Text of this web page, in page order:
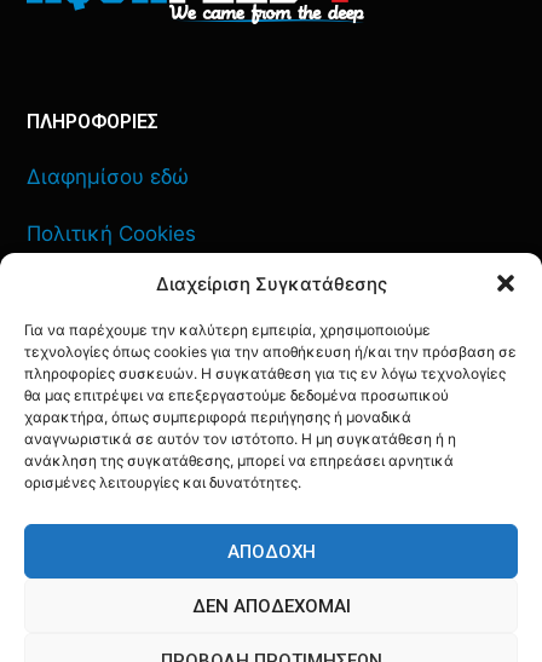
Διαχείριση Συγκατάθεσης
Για να παρέχουμε την καλύτερη εμπειρία, χρησιμοποιούμε
τεχνολογίες όπως cookies για την αποθήκευση ή/και την πρόσβαση σε
πληροφορίες συσκευών. Η συγκατάθεση για τις εν λόγω τεχνολογίες
θα μας επιτρέψει να επεξεργαστούμε δεδομένα προσωπικού
χαρακτήρα, όπως συμπεριφορά περιήγησης ή μοναδικά
αναγνωριστικά σε αυτόν τον ιστότοπο. Η μη συγκατάθεση ή η
ανάκληση της συγκατάθεσης, μπορεί να επηρεάσει αρνητικά
ορισμένες λειτουργίες και δυνατότητες.
ΑΠΟΔΟΧΉ
ΔΕΝ ΑΠΟΔΈΧΟΜΑΙ
ΠΛΗΡΟΦΟΡΙΕΣ
Διαφημίσου εδώ
Πολιτική Cookies
Πολιτική Απορρήτου
ΕΠΙΚΟΙΝΩΝΙΑ
YOUTUBE